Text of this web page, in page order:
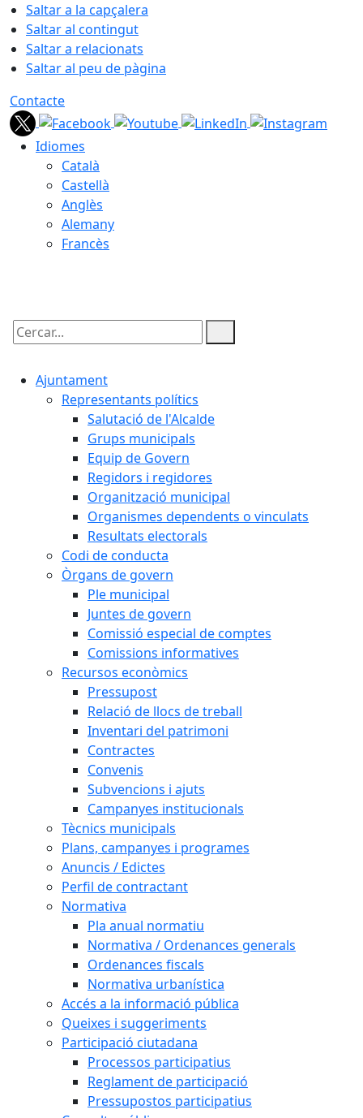
Saltar a la capçalera
Saltar al contingut
Saltar a relacionats
Saltar al peu de pàgina
Contacte
Idiomes
Català
Castellà
Anglès
Alemany
Francès
Cercar:
Ajuntament
Representants polítics
Salutació de l'Alcalde
Grups municipals
Equip de Govern
Regidors i regidores
Organització municipal
Organismes dependents o vinculats
Resultats electorals
Codi de conducta
Òrgans de govern
Ple municipal
Juntes de govern
Comissió especial de comptes
Comissions informatives
Recursos econòmics
Pressupost
Relació de llocs de treball
Inventari del patrimoni
Contractes
Convenis
Subvencions i ajuts
Campanyes institucionals
Tècnics municipals
Plans, campanyes i programes
Anuncis / Edictes
Perfil de contractant
Normativa
Pla anual normatiu
Normativa / Ordenances generals
Ordenances fiscals
Normativa urbanística
Accés a la informació pública
Queixes i suggeriments
Participació ciutadana
Processos participatius
Reglament de participació
Pressupostos participatius